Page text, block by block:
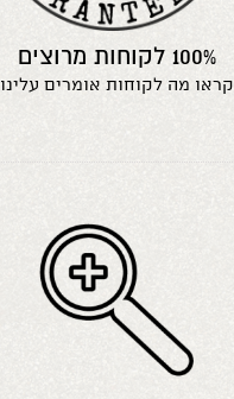
100% לקוחות מרוצים
קראו מה לקוחות אומרים עלינו